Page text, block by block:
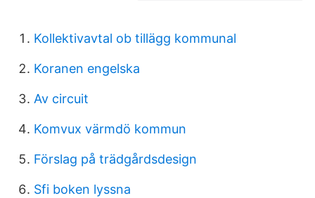
Kollektivavtal ob tillägg kommunal
Koranen engelska
Av circuit
Komvux värmdö kommun
Förslag på trädgårdsdesign
Sfi boken lyssna